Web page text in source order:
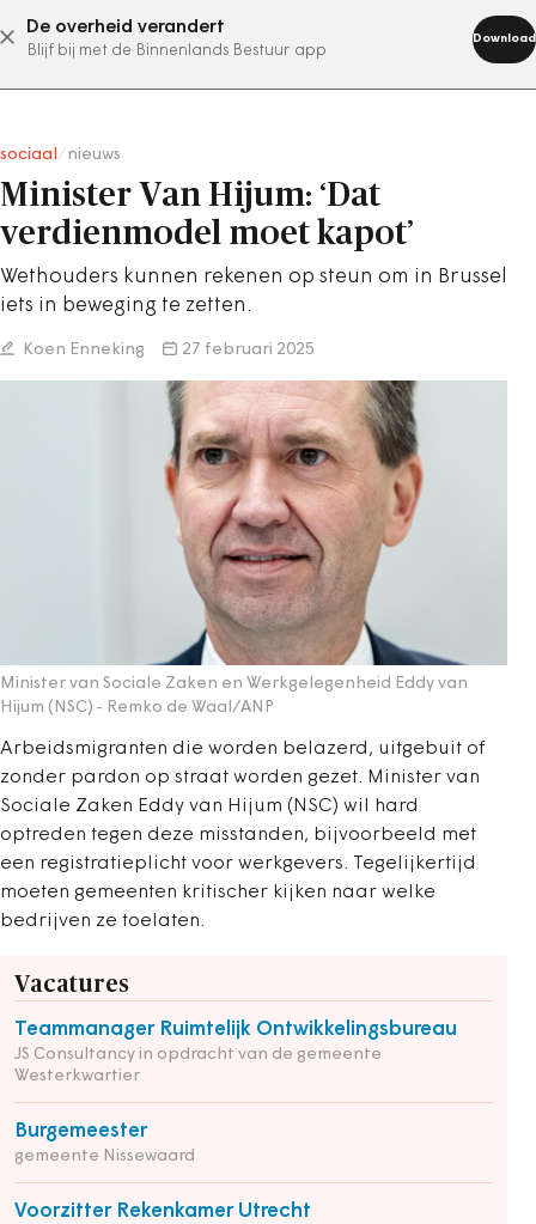
De overheid verandert
Blijf bij met de Binnenlands Bestuur app
Download
abonneer nu
sociaal nieuws
Minister Van Hijum: ‘Dat
verdienmodel moet kapot’
Wethouders kunnen rekenen op steun om in Brussel
iets in beweging te zetten.
Koen Enneking 27 februari 2025
Minister van Sociale Zaken en Werkgelegenheid Eddy van
Hijum (NSC) - Remko de Waal/ANP
Arbeidsmigranten die worden belazerd, uitgebuit of
zonder pardon op straat worden gezet. Minister van
Sociale Zaken Eddy van Hijum (NSC) wil hard
optreden tegen deze misstanden, bijvoorbeeld met
een registratieplicht voor werkgevers. Tegelijkertijd
moeten gemeenten kritischer kijken naar welke
bedrijven ze toelaten.
Vacatures
Teammanager Ruimtelijk Ontwikkelingsbureau
JS Consultancy in opdracht van de gemeente
Westerkwartier
Burgemeester
gemeente Nissewaard
Voorzitter Rekenkamer Utrecht